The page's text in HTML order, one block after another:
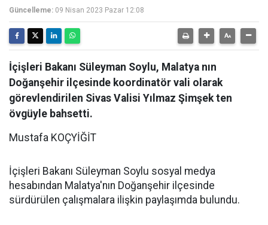
Güncelleme: 09 Nisan 2023 Pazar 12:08
İçişleri Bakanı Süleyman Soylu, Malatya nın
Doğanşehir ilçesinde koordinatör vali olarak
görevlendirilen Sivas Valisi Yılmaz Şimşek ten
övgüyle bahsetti.
Mustafa KOÇYİĞİT
İçişleri Bakanı Süleyman Soylu sosyal medya
hesabından Malatya'nın Doğanşehir ilçesinde
sürdürülen çalışmalara ilişkin paylaşımda bulundu.